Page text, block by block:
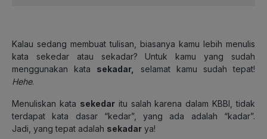
Kalau sedang membuat tulisan, biasanya kamu lebih menulis
kata sekedar atau sekadar? Untuk kamu yang sudah
menggunakan kata sekadar,
selamat kamu sudah tepat!
Hehe.
Menuliskan kata sekedaritu salah karena dalam KBBI, tidak
terdapat kata dasar “kedar”, yang ada adalah “kadar”.
Jadi, yang tepat adalah sekadar ya!